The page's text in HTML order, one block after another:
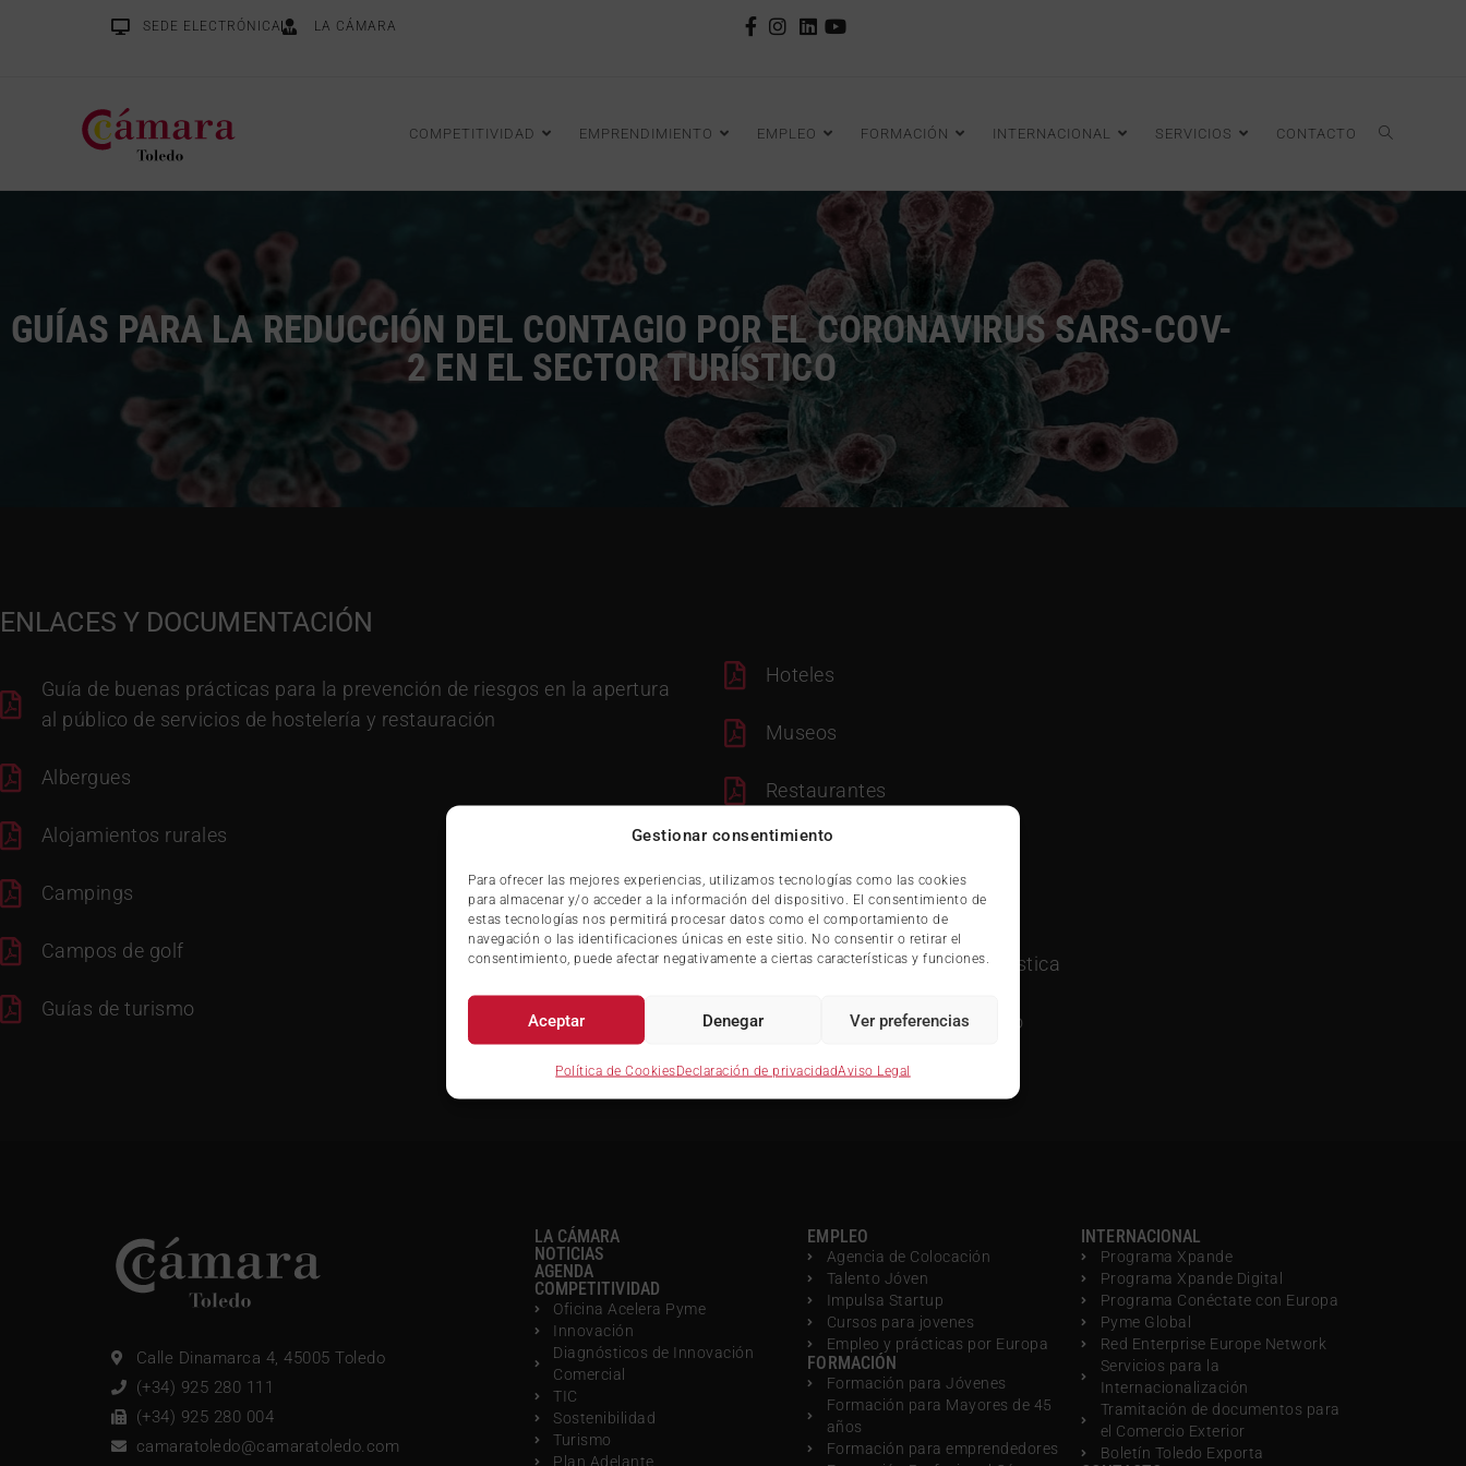
Gestionar consentimiento
Para ofrecer las mejores experiencias, utilizamos tecnologías como las cookies
para almacenar y/o acceder a la información del dispositivo. El consentimiento de
estas tecnologías nos permitirá procesar datos como el comportamiento de
navegación o las identificaciones únicas en este sitio. No consentir o retirar el
consentimiento, puede afectar negativamente a ciertas características y funciones.
Aceptar Denegar Ver preferencias
Política de CookiesDeclaración de privacidadAviso Legal
SEDE ELECTRÓNICA LA CÁMARA
COMPETITIVIDAD EMPRENDIMIENTO EMPLEO FORMACIÓN INTERNACIONAL SERVICIOS CONTACTO
GUÍAS PARA LA REDUCCIÓN DEL CONTAGIO POR EL CORONAVIRUS SARS-COV-
2 EN EL SECTOR TURÍSTICO
ENLACES Y DOCUMENTACIÓN
Guía de buenas prácticas para la prevención de riesgos en la apertura
al público de servicios de hostelería y restauración
Albergues
Alojamientos rurales
Campings
Campos de golf
Guías de turismo
Hoteles
Museos
Restaurantes
Agencias de viajes
Balnearios
Oficinas de información turística
Turismo activo y ecoturismo
Calle Dinamarca 4, 45005 Toledo
(+34) 925 280 111
(+34) 925 280 004
camaratoledo@camaratoledo.com
LA CÁMARA
NOTICIAS
AGENDA
COMPETITIVIDAD
Oficina Acelera Pyme
Innovación
Diagnósticos de Innovación
Comercial
TIC
Sostenibilidad
Turismo
Plan Adelante
EMPLEO
Agencia de Colocación
Talento Jóven
Impulsa Startup
Cursos para jovenes
Empleo y prácticas por Europa
FORMACIÓN
Formación para Jóvenes
Formación para Mayores de 45
años
Formación para emprendedores
INTERNACIONAL
Programa Xpande
Programa Xpande Digital
Programa Conéctate con Europa
Pyme Global
Red Enterprise Europe Network
Servicios para la
Internacionalización
Tramitación de documentos para
el Comercio Exterior
Boletín Toledo Exporta